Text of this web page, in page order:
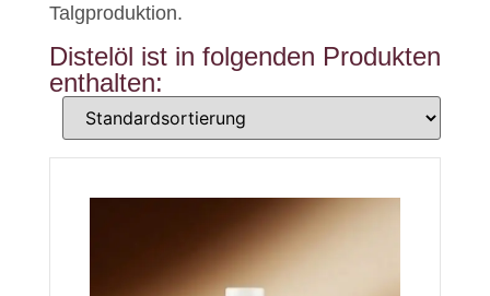
Talgproduktion.
Distelöl ist in folgenden Produkten
enthalten: